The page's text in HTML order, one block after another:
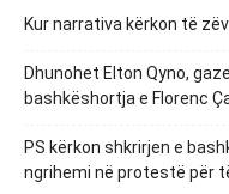
Kur narrativa kërkon të
Dhunohet Elton Qyno,
bashkëshortja e Florenc
PS kërkon shkrirjen e
ngrihemi në protestë për